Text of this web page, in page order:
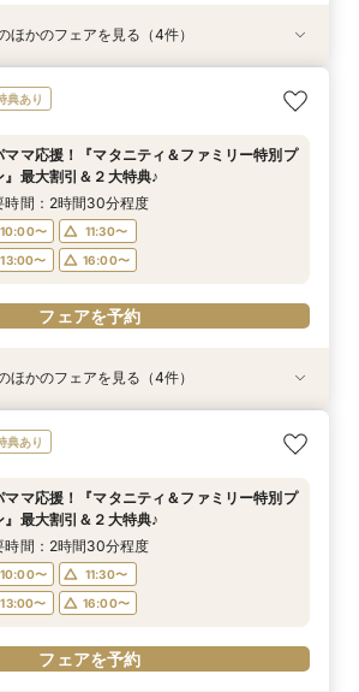
典あり
レス重視オススメ◎】人気ドレス２５万円
来館特典×無料試食付
10:00〜
11:30〜
13:00〜
16:00〜
フェアを予約
人数婚応援】来館でヘアコスメ＆1万円ギフ
！特典・試食フェア
10:00〜
11:30〜
13:00〜
16:00〜
フェアを予約
典あり
オススメ◎英国伝統の大聖堂チャペル*最大
円割引×来館特典ギフト券１万円
10:00〜
11:30〜
13:00〜
16:00〜
フェアを予約
典あり
ット婚人気NO.1】愛犬と誓うリングドッグ演
華試食フェア*最大15大特典付き
10:00〜
11:30〜
13:00〜
16:00〜
フェアを予約
ほかのフェアを見る（4件）
典あり
ママ応援！『マタニティ＆ファミリー特別プ
』最大割引＆２大特典♪
時間：2時間30分程度
10:00〜
11:30〜
13:00〜
16:00〜
フェアを予約
典あり
レス重視オススメ◎】人気ドレス２５万円
来館特典×無料試食付
10:00〜
11:30〜
13:00〜
16:00〜
フェアを予約
人数婚応援】来館でヘアコスメ＆1万円ギフ
！特典・試食フェア
10:00〜
11:30〜
13:00〜
16:00〜
フェアを予約
典あり
オススメ◎英国伝統の大聖堂チャペル*最大
円割引×来館特典ギフト券１万円
10:00〜
11:30〜
13:00〜
16:00〜
フェアを予約
典あり
ット婚人気NO.1】愛犬と誓うリングドッグ演
華試食フェア*最大15大特典付き
10:00〜
11:30〜
13:00〜
16:00〜
フェアを予約
ほかのフェアを見る（4件）
典あり
ママ応援！『マタニティ＆ファミリー特別プ
』最大割引＆２大特典♪
時間：2時間30分程度
10:00〜
11:30〜
13:00〜
16:00〜
フェアを予約